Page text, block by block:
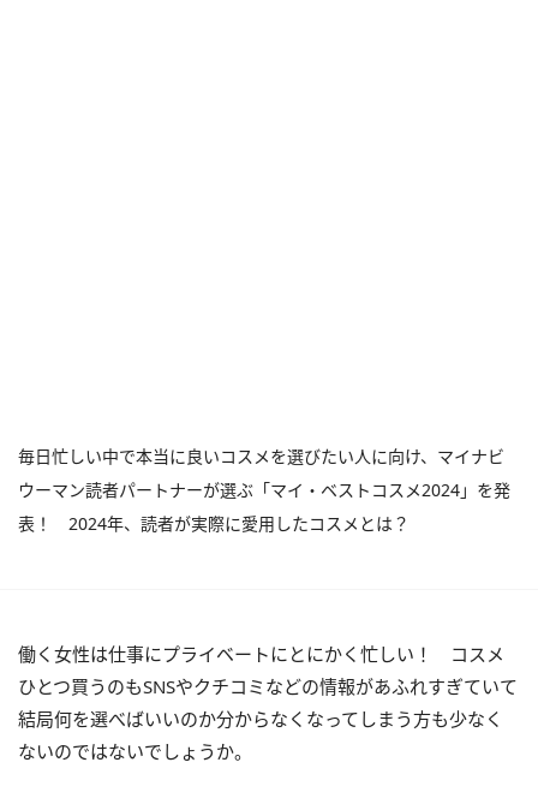
毎日忙しい中で本当に良いコスメを選びたい人に向け、マイナビ
ウーマン読者パートナーが選ぶ「マイ・ベストコスメ2024」を発
表！ 2024年、読者が実際に愛用したコスメとは？
働く女性は仕事にプライベートにとにかく忙しい！ コスメ
ひとつ買うのもSNSやクチコミなどの情報があふれすぎていて
結局何を選べばいいのか分からなくなってしまう方も少なく
ないのではないでしょうか。